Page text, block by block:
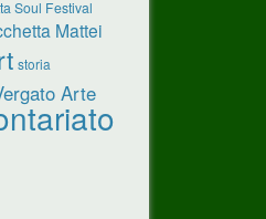
Soul Festival
Mattei
storia
Arte